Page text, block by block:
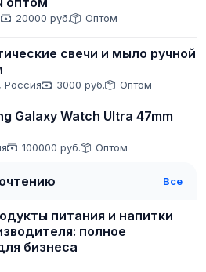
20000 руб. Оптом
свечи и мыло ручной
Россия 3000 руб. Оптом
Galaxy Watch Ultra 47mm
100000 руб. Оптом
Все
питания и напитки
полное
бизнеса